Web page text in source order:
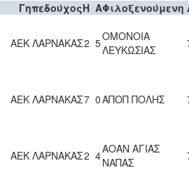
ΓηπεδούχοςH AΦιλοξενούμενη
ΑΕΚ ΛΑΡΝΑΚΑΣ2 5ΟΜΟΝΟΙΑ
ΛΕΥΚΩΣΙΑΣ
ΑΕΚ ΛΑΡΝΑΚΑΣ7 0ΑΠΟΠ ΠΟΛΗΣ
ΑΕΚ ΛΑΡΝΑΚΑΣ2 4ΑΟΑΝ ΑΓΙΑΣ
ΝΑΠΑΣ